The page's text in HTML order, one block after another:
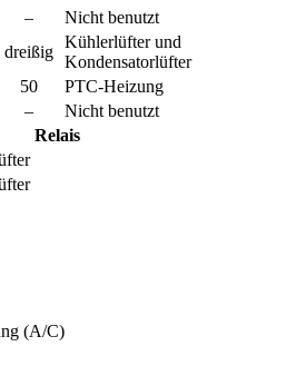
–
Nicht benutzt
dreißig
Kühlerlüfter und
Kondensatorlüfter
50
PTC-Heizung
–
Nicht benutzt
Relais
(A/C)